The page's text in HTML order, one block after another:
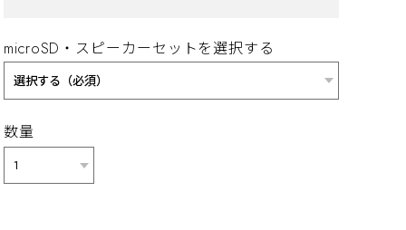
microSD・スピーカーセットを選択する
数量